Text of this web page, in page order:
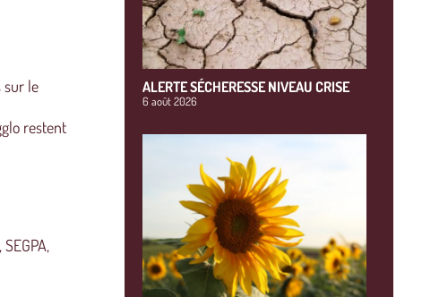
sur le
restent
ALERTE SÉCHERESSE NIVEAU CRISE
6 août 2026